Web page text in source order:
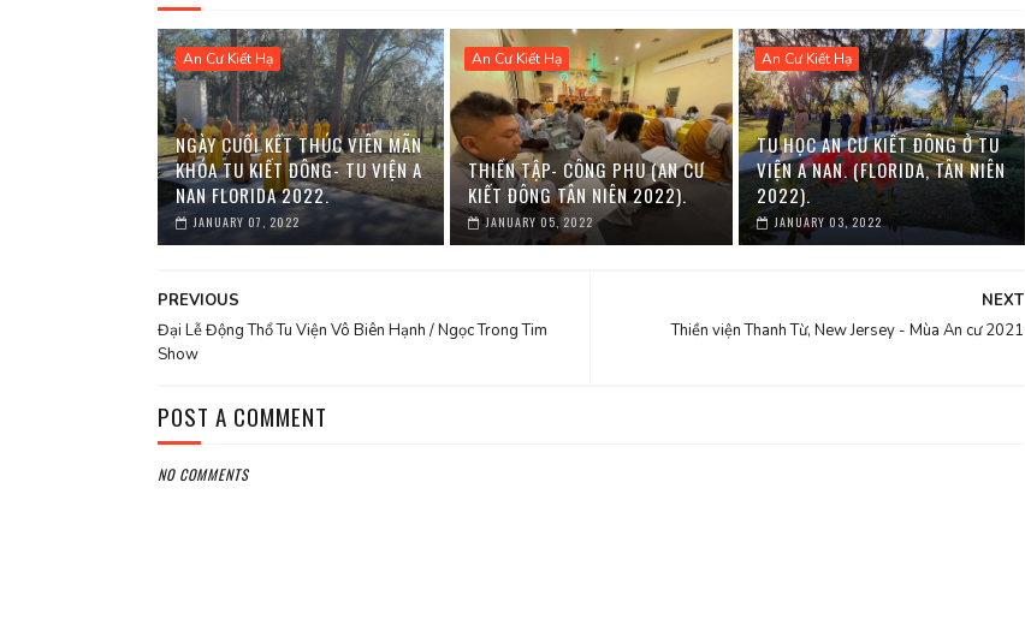
An Cư Kiết Hạ
NGÀY CUỐI KẾT THÚC VIÊN MÃN
KHÓA TU KIẾT ĐÔNG- TU VIỆN A
NAN FLORIDA 2022.
JANUARY 07, 2022
An Cư Kiết Hạ
THIỀN TẬP- CÔNG PHU (AN CƯ
KIẾT ĐÔNG TÂN NIÊN 2022).
JANUARY 05, 2022
An Cư Kiết Hạ
TU HỌC AN CƯ KIẾT ĐÔNG Ở TU
VIỆN A NAN. (FLORIDA, TÂN NIÊN
2022).
JANUARY 03, 2022
NEXT
Thiền viện Thanh Từ, New Jersey - Mùa An cư 2021
PREVIOUS
Đại Lễ Động Thổ Tu Viện Vô Biên Hạnh / Ngọc Trong Tim
Show
POST A COMMENT
NO COMMENTS